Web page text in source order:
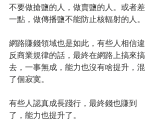
不要做搶鹽的人，做賣鹽的人。或者差
一點，做傳播鹽不能防止核輻射的人。
網路賺錢領域也是如此，有些人相信違
反商業規律的話，最終在網路上搞來搞
去，一事無成，能力也沒有啥提升，混
了個寂寞。
有些人認真成長踐行，最終錢也賺到
了，能力也提升了。